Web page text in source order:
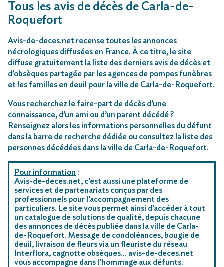
Tous les avis de décès de Carla-de-
Roquefort
Avis-de-deces.net recense toutes les annonces
nécrologiques diffusées en France. À ce titre, le site
diffuse gratuitement la liste des derniers avis de décès et
d’obsèques partagée par les agences de pompes funèbres
et les familles en deuil pour la ville de Carla-de-Roquefort.
Vous recherchez le faire-part de décès d’une
connaissance, d’un ami ou d’un parent décédé ?
Renseignez alors les informations personnelles du défunt
dans la barre de recherche dédiée ou consultez la liste des
personnes décédées dans la ville de Carla-de-Roquefort.
Pour information :
Avis-de-deces.net, c’est aussi une plateforme de
services et de partenariats conçus par des
professionnels pour l’accompagnement des
particuliers. Le site vous permet ainsi d’accéder à tout
un catalogue de solutions de qualité, depuis chacune
des annonces de décès publiée dans la ville de Carla-
de-Roquefort. Message de condoléances, bougie de
deuil, livraison de fleurs via un fleuriste du réseau
Interflora, cagnotte obsèques… avis-de-deces.net
vous accompagne dans l’hommage aux défunts.